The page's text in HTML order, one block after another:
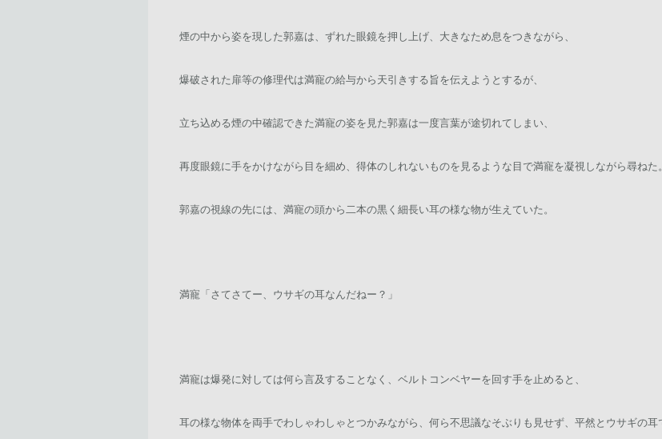
煙の中から姿を現した郭嘉は、ずれた眼鏡を押し上げ、大きなため息をつきながら、
爆破された扉等の修理代は満寵の給与から天引きする旨を伝えようとするが、
立ち込める煙の中確認できた満寵の姿を見た郭嘉は一度言葉が途切れてしまい、
再度眼鏡に手をかけながら目を細め、得体のしれないものを見るような目で満寵を凝視しながら尋ねた。
郭嘉の視線の先には、満寵の頭から二本の黒く細長い耳の様な物が生えていた。
満寵「さてさてー、ウサギの耳なんだねー？」
満寵は爆発に対しては何ら言及することなく、ベルトコンベヤーを回す手を止めると、
耳の様な物体を両手でわしゃわしゃとつかみながら、何ら不思議なそぶりも見せず、平然とウサギの耳